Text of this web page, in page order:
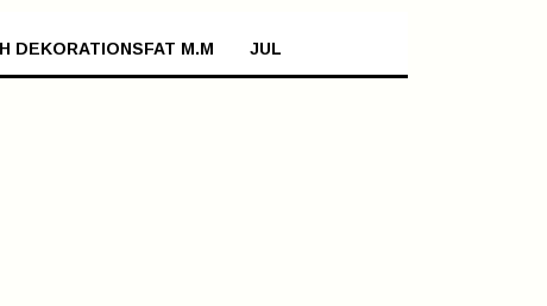
DEKORATIONSFAT M.M JUL